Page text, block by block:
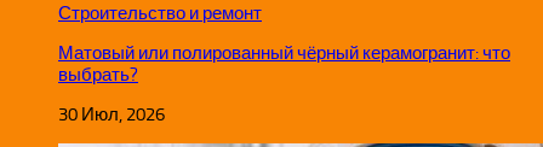
Строительство и ремонт
Матовый или полированный чёрный керамогранит: что
выбрать?
30 Июл, 2026